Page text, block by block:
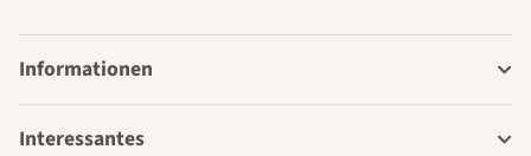
Informationen
Interessantes